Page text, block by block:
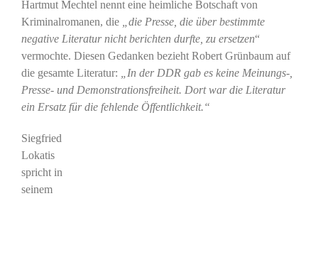
Hartmut Mechtel nennt eine heimliche Botschaft von
Kriminalromanen, die
„die Presse, die über bestimmte
negative Literatur nicht berichten durfte, zu ersetzen“
vermochte. Diesen Gedanken bezieht Robert Grünbaum auf
die gesamte Literatur:
„In der DDR gab es keine Meinungs-,
Presse- und Demonstrationsfreiheit. Dort war die Literatur
ein Ersatz für die fehlende Öffentlichkeit.“
Siegfried
Lokatis
spricht in
seinem